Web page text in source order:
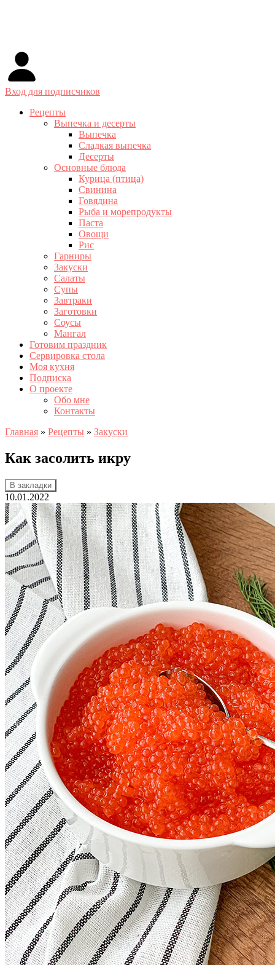
Вход для подписчиков
Рецепты
Выпечка и десерты
Выпечка
Сладкая выпечка
Десерты
Основные блюда
Курица (птица)
Свинина
Говядина
Рыба и морепродукты
Паста
Овощи
Рис
Гарниры
Закуски
Салаты
Супы
Завтраки
Заготовки
Соусы
Мангал
Готовим праздник
Сервировка стола
Моя кухня
Подписка
О проекте
Обо мне
Контакты
Главная » Рецепты » Закуски
Как засолить икру
В закладки
10.01.2022